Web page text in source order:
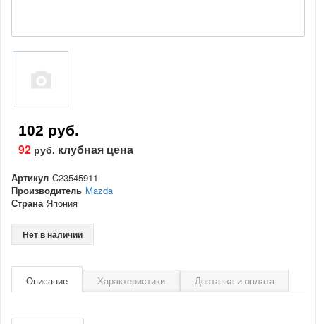
102 руб.
92 руб. клубная цена
Артикул C23545911
Производитель Mazda
Страна Япония
Нет в наличии
Описание Характеристики Доставка и оплата